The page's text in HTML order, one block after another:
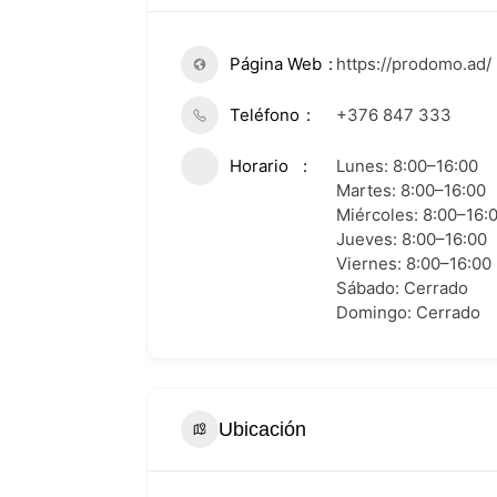
Página Web https://prodomo.ad/
Teléfono +376 847 333
Horario
Lunes: 8:00–16:00
Martes: 8:00–16:00
Miércoles:
Jueves: 8:00–16:00
Viernes: 8:00–16:00
Sábado: Cerrado
Domingo: Cerrado
Ubicación